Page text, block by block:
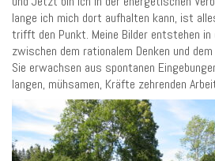
lange ich mich dort aufhalten kann, ist
trifft den Punkt. Meine Bilder entstehen in
zwischen dem rationalem Denken und
Sie erwachsen aus spontanen
langen, mühsamen, Kräfte zehrenden